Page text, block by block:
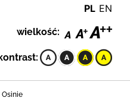
PL EN
wielkość: